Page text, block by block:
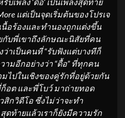
แต่เป็นจุดเริ่มต้นของโปรเจ
นื้อร้องและทำนองถูกแต่งขึ้น
กับพี่เขาถึงลักษณะนิสัยที่คน
ว่าเป็นคนที่“รับฟังแต่บางทีก็
ามอีกอย่างว่า “ดื้อ” ที่ทุกคน
ไปในเชิงของคู่รักที่อยู่ด้วยกัน
อต และพี่โบว์ มาถ่ายทอด
สิกวิดีโอ ซึ่งไม่ว่าจะทำ
ดท้ายแล้วเราก็ยังมีความรัก